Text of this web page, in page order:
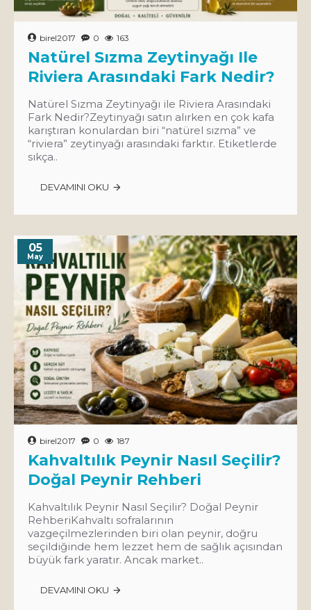
birel2017 0 163
Natürel Sızma Zeytinyağı Ile
Riviera Arasındaki Fark Nedir?
Natürel Sızma Zeytinyağı ile Riviera Arasındaki
Fark Nedir?Zeytinyağı satın alırken en çok kafa
karıştıran konulardan biri “natürel sızma” ve
“riviera” zeytinyağı arasındaki farktır. Etiketlerde
sıkça..
DEVAMINI OKU
05
May
birel2017 0 187
Kahvaltılık Peynir Nasıl Seçilir?
Doğal Peynir Rehberi
Kahvaltılık Peynir Nasıl Seçilir? Doğal Peynir
RehberiKahvaltı sofralarının
vazgeçilmezlerinden biri olan peynir, doğru
seçildiğinde hem lezzet hem de sağlık açısından
büyük fark yaratır. Ancak market..
DEVAMINI OKU